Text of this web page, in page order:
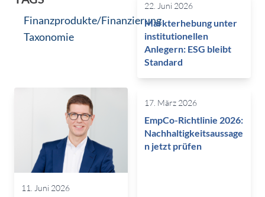
Finanzprodukte/Finanzierung
Taxonomie
22. Juni 2026
Markterhebung unter
institutionellen
Anlegern: ESG bleibt
Standard
11. Juni 2026
17. März 2026
EmpCo-Richtlinie 2026:
Nachhaltigkeitsaussage
n jetzt prüfen